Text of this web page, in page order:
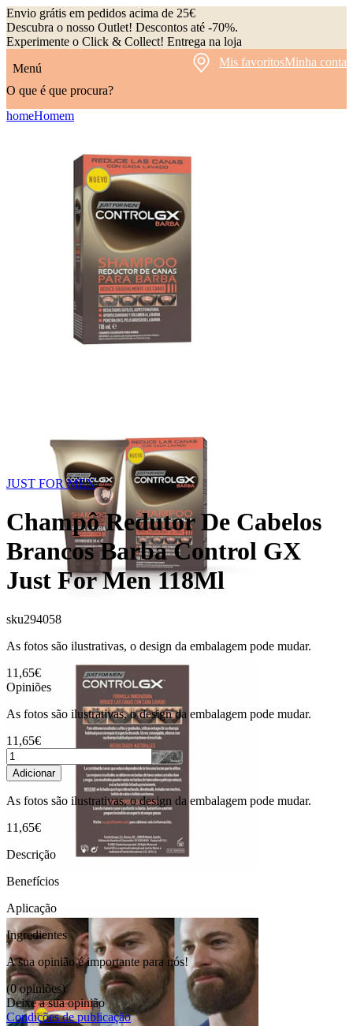
Envio grátis em pedidos acima de 25€
Descubra o nosso Outlet! Descontos até -70%.
Experimente o Click & Collect! Entrega na loja
Menú
Mis favoritosMinha conta
O que é que procura?
homeHomem
JUST FOR MEN
Champô Redutor De Cabelos
Brancos Barba Control GX
Just For Men 118Ml
sku294058
As fotos são ilustrativas, o design da embalagem pode mudar.
11,65€
Opiniões
As fotos são ilustrativas, o design da embalagem pode mudar.
11,65€
Adicionar
As fotos são ilustrativas, o design da embalagem pode mudar.
11,65€
Descrição
Benefícios
Aplicação
Ingredientes
A sua opinião é importante para nós!
(0 opiniões)
Deixe a sua opinião
Condições de publicação